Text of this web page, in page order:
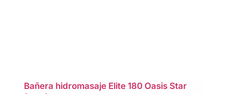
Bañera hidromasaje Elite 180 Oasis Star